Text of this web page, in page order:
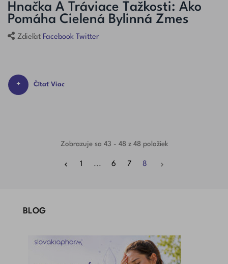
Hnačka A Tráviace Ťažkosti: Ako
Pomáha Cielená Bylinná Zmes
Zdieľať Facebook Twitter
Čítať Viac
Zobrazuje sa 43 - 48 z 48 položiek
 1 ... 6 7 8 
BLOG